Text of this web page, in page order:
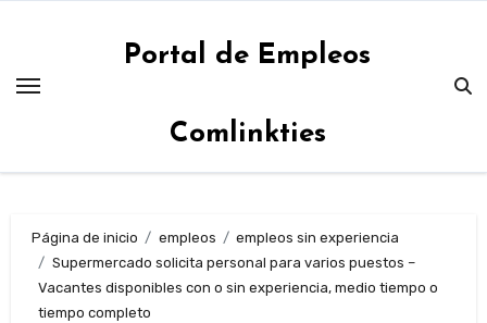
contenido
Portal de Empleos
Comlinkties
Página de inicio empleos
empleos sin experiencia
Supermercado solicita personal para varios puestos –
Vacantes disponibles con o sin experiencia, medio tiempo o
tiempo completo